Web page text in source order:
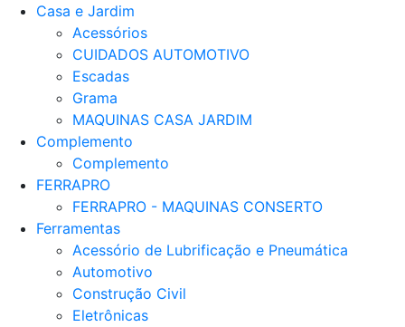
Casa e Jardim
Acessórios
CUIDADOS AUTOMOTIVO
Escadas
Grama
MAQUINAS CASA JARDIM
Complemento
Complemento
FERRAPRO
FERRAPRO - MAQUINAS CONSERTO
Ferramentas
Acessório de Lubrificação e Pneumática
Automotivo
Construção Civil
Eletrônicas